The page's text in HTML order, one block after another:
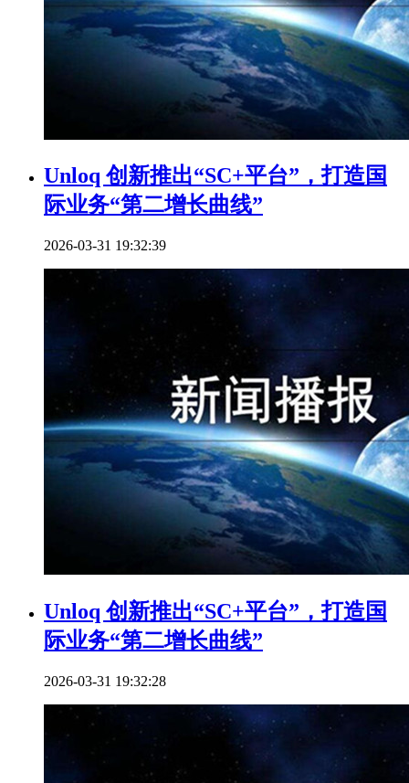
Unloq 创新推出“SC+平台”，打造国
际业务“第二增长曲线”
2026-03-31 19:32:39
Unloq 创新推出“SC+平台”，打造国
际业务“第二增长曲线”
2026-03-31 19:32:28